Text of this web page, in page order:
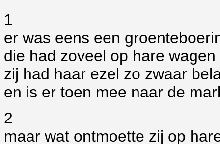
1
er was eens een
die had zoveel op hare wagen
zij had haar ezel zo zwaar
en is er toen mee naar de
2
maar wat ontmoette zij op